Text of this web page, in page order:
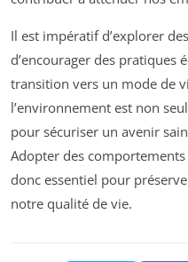
Il est impératif d’explorer
d’encourager des pratiques
transition vers un mode de
l’environnement est non
pour sécuriser un avenir
Adopter des
donc essentiel pour
notre qualité de vie.